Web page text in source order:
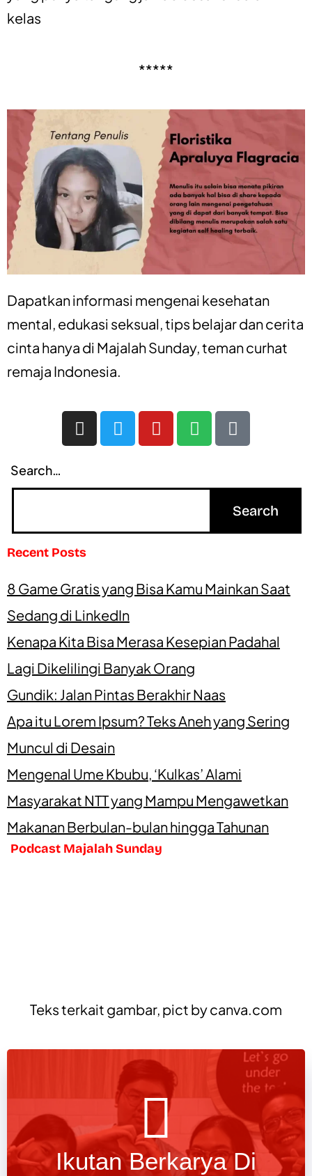
kelas
*****
Dapatkan informasi mengenai kesehatan
mental, edukasi seksual,tips belajardancerita
cinta hanya di Majalah Sunday, teman curhat
remaja Indonesia.
Search…
Recent Posts
8 Game Gratis yang Bisa Kamu Mainkan Saat
Sedang di LinkedIn
Kenapa Kita Bisa Merasa Kesepian Padahal
Lagi Dikelilingi Banyak Orang
Gundik: Jalan Pintas Berakhir Naas
Apa itu Lorem Ipsum? Teks Aneh yang Sering
Muncul di Desain
Mengenal Ume Kbubu, ‘Kulkas’ Alami
Masyarakat NTT yang Mampu Mengawetkan
Makanan Berbulan-bulan hingga Tahunan
Podcast Majalah Sunday
Teks terkait gambar, pict bycanva.com
Ikutan Berkarya Di